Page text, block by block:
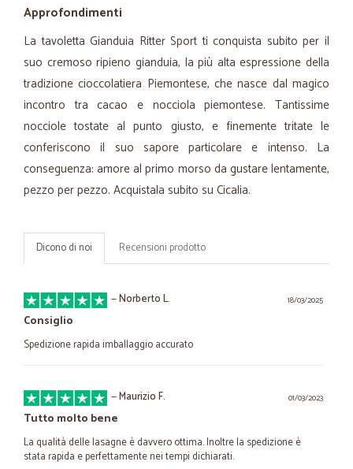
Approfondimenti
La tavoletta Gianduia Ritter Sport ti conquista subito per il
suo cremoso ripieno gianduia, la più alta espressione della
tradizione cioccolatiera Piemontese, che nasce dal magico
incontro tra cacao e nocciola piemontese. Tantissime
nocciole tostate al punto giusto, e finemente tritate le
conferiscono il suo sapore particolare e intenso. La
conseguenza: amore al primo morso da gustare lentamente,
pezzo per pezzo. Acquistala subito su Cicalia.
Dicono di noi Recensioni prodotto
18/03/2025
—Norberto L.
Consiglio
Spedizione rapida imballaggio accurato
01/03/2023
—Maurizio F.
Tutto molto bene
La qualità delle lasagne è davvero ottima. Inoltre la spedizione è
stata rapida e perfettamente nei tempi dichiarati.